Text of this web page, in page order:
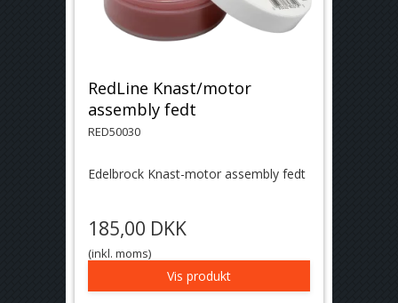
RedLine Knast/motor
assembly fedt
RED50030
Edelbrock Knast-motor assembly fedt
185,00 DKK
(inkl. moms)
Vis produkt